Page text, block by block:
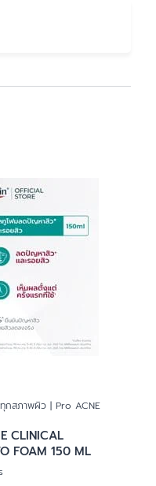
สภาพผิว | Pro ACNE
CLINICAL
FOAM 150 ML